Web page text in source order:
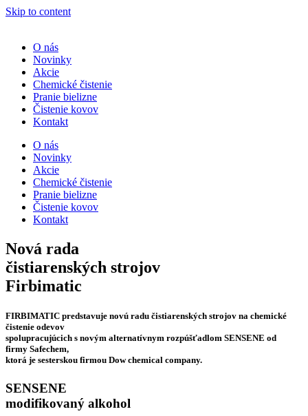
Skip to content
O nás
Novinky
Akcie
Chemické čistenie
Pranie bielizne
Čistenie kovov
Kontakt
O nás
Novinky
Akcie
Chemické čistenie
Pranie bielizne
Čistenie kovov
Kontakt
Nová rada
čistiarenských strojov
Firbimatic
FIRBIMATIC predstavuje novú radu čistiarenských strojov na chemické
čistenie odevov
spolupracujúcich s novým alternatívnym rozpúšťadlom SENSENE od
firmy Safechem,
ktorá je sesterskou firmou Dow chemical company.
SENSENE
modifikovaný alkohol